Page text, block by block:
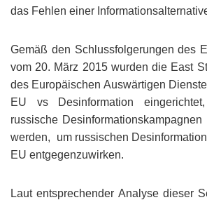
das Fehlen einer
Gemäß den Schlussfolgerungen des
vom 20. März 2015 wurden die East
des Europäischen Auswärtigen
EU vs Desinformation
russische
werden, um russischen
EU entgegenzuwirken.
Laut entsprechender Analyse dieser